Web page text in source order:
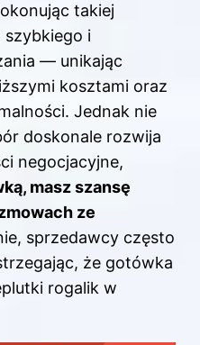
takiej
i
— unikając
kosztami oraz
Jednak nie
doskonale rozwija
negocjacyjne,
masz szansę
ze
sprzedawcy często
że gotówka
rogalik w